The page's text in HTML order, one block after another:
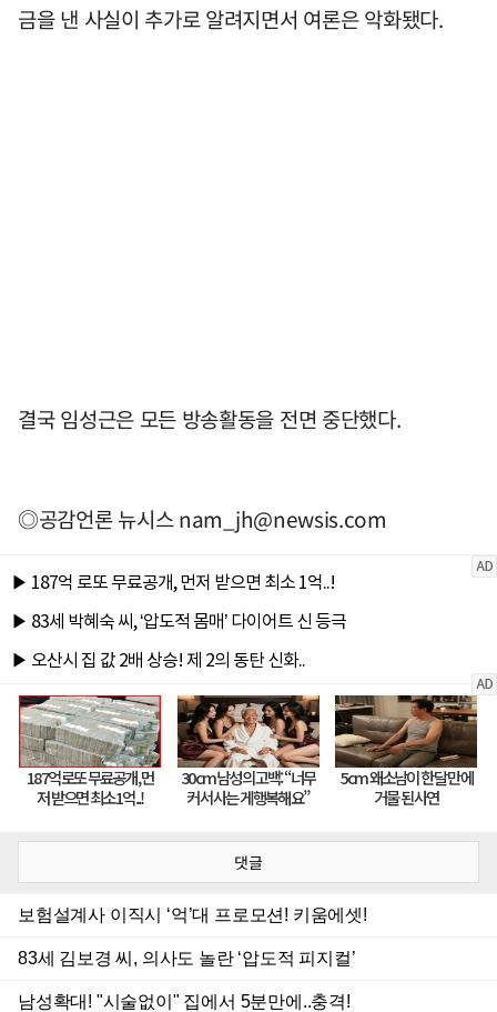
금을 낸 사실이 추가로 알려지면서 여론은 악화됐다.
결국 임성근은 모든 방송활동을 전면 중단했다.
◎공감언론 뉴시스nam_jh@newsis.com
댓글